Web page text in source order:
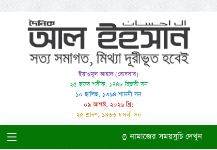
ইয়াওমুল আহাদ (রোববার)
২৫ ছফর শরীফ, ১৪৪৮ হিজরী সন
১০ ছালিছ, ১৩৯৪ শামসী সন
০৯ আগস্ট, ২০২৬ খ্রি:
২৫ শ্রাবণ, ১৪৩৩ ফসলী সন
নামাজের সময়সুচি দেখুন